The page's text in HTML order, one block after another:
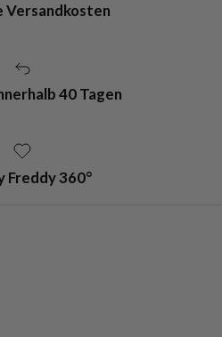
Versandkosten
40 Tagen
Freddy 360°